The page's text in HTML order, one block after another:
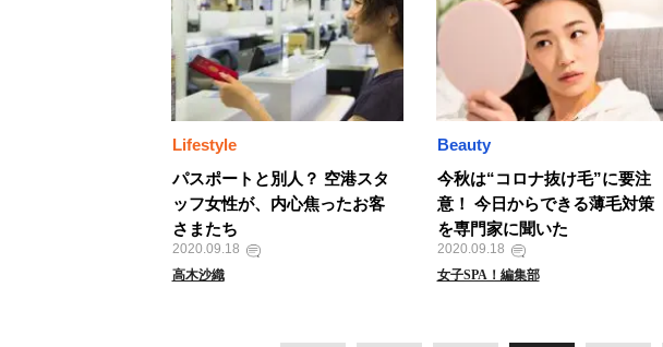
Lifestyle
パスポートと別人？ 空港スタ
ッフ女性が、内心焦ったお客
さまたち
2020.09.18
高木沙織
Beauty
今秋は“コロナ抜け毛”に要注
意！ 今日からできる薄毛対策
を専門家に聞いた
2020.09.18
女子SPA！編集部